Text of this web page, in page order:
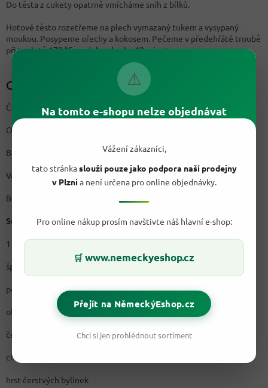
⚠
Na tomto e-shopu nelze objednávat
Vážení zákazníci,
tato stránkaslouží pouze jako podpora naší prodejny
v Plznia není určena pro online objednávky.
Pro online nákup prosím navštivte náš hlavní e-shop:
🛒 www.nemeckyeshop.cz
Přejít na NěmeckýEshop.cz
Chci si jen prohlédnout sortiment
Do těsta z cukety opatrně vmícháme sníh z bílků.
Hotové těsto rozetřeme na plech vymazaný tukem a vysypaný
moukou. Posypeme ořechy a kokosem. Pečeme v předehřáté troubě
při teplotě 170 °C po dobu zhruba 40 minut.
Cuketové těstoviny
Čas na přípravu: 30 minut
Obtížnost: Snadné
Bezlepkový recept
Veganský recept
Bez laktózy
Suroviny:
1 cuketa
špetka soli
pepř
olivový olej
česnek
cherry rajčata
hrst čerstvých bylinek